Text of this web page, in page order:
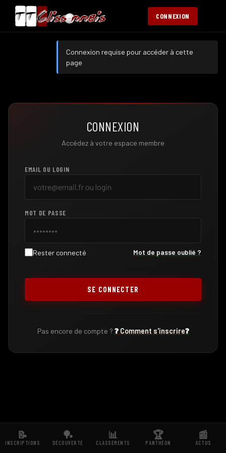
CONNEXION
CONNEXION
Accédez à votre espace membre
EMAIL OU LOGIN
MOT DE PASSE
Rester connecté Mot de passe oublié ?
SE CONNECTER
Pas encore de compte ? ❓ Comment s'inscrire❓
📝
INSCRIPTIONS
🏓
DÉCOUVERTE
📊
CLASSEMENTS
🏆
PANTHÉON
📰
ACTUS
Connexion requise pour accéder à cette
page